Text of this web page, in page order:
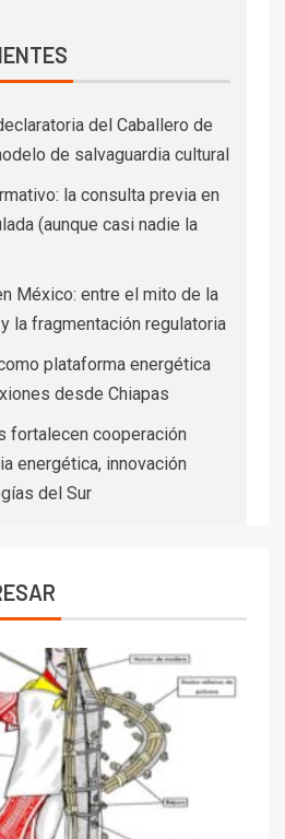
del Caballero de
de salvaguardia cultural
la consulta previa en
(aunque casi nadie la
México: entre el mito de la
la fragmentación regulatoria
plataforma energética
desde Chiapas
fortalecen cooperación
energética, innovación
del Sur